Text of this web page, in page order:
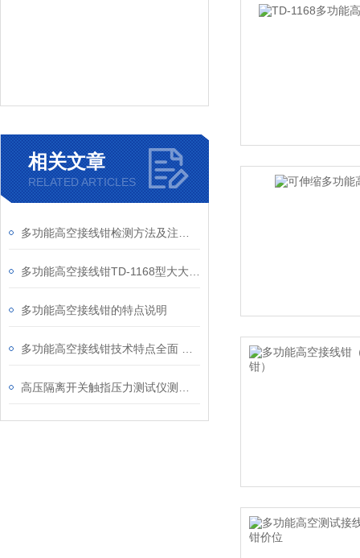
相关文章
RELATED ARTICLES
多功能高空接线钳的特点说明